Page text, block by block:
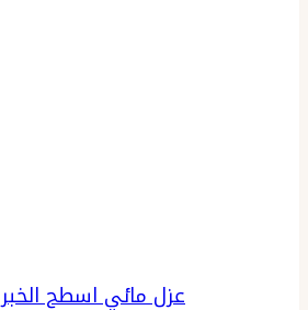
عزل مائي اسطح الخبر